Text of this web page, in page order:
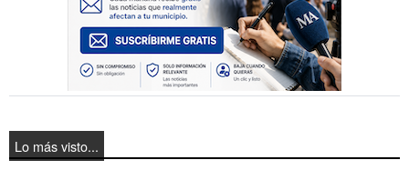
Lo más visto...